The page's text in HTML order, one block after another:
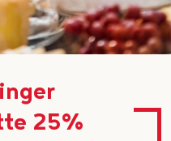
25%